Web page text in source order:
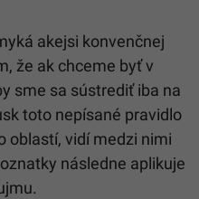
akejsi konvenčnej
že ak chceme byť v
sme sa sústrediť iba na
toto nepísané pravidlo
oblastí, vidí medzi nimi
následne aplikuje